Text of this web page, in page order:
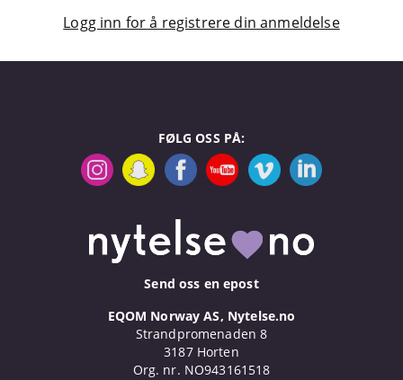
Logg inn for å registrere din anmeldelse
FØLG OSS PÅ:
Send oss en epost
EQOM Norway AS, Nytelse.no
Strandpromenaden 8
3187 Horten
Org. nr. NO943161518